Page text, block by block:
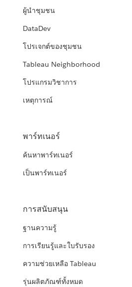
ผู้นำชุมชน
DataDev
โปรเจกต์ของชุมชน
Tableau Neighborhood
โปรแกรมวิชาการ
เหตุการณ์
พาร์ทเนอร์
ค้นหาพาร์ทเนอร์
เป็นพาร์ทเนอร์
การสนับสนุน
ฐานความรู้
การเรียนรู้และใบรับรอง
ความช่วยเหลือ Tableau
รุ่นผลิตภัณฑ์ทั้งหมด